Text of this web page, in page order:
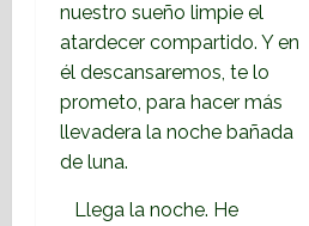
nuestro sueño limpie el
atardecer compartido. Y en
él descansaremos, te lo
prometo, para hacer más
llevadera la noche bañada
de luna.
Llega la noche. He